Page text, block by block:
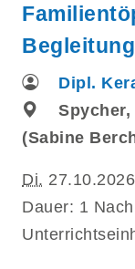
Dipl.
(Sabine
Di.
Dauer: 1